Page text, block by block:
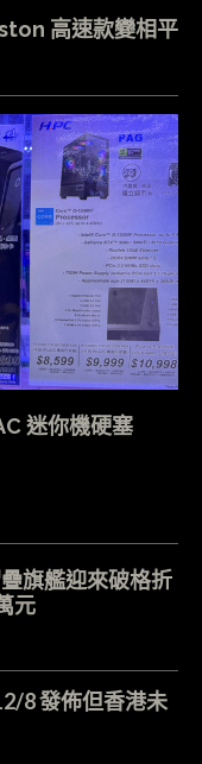
高速款變相平
迷你機硬塞
旗艦迎來破格折
元
8 發佈但香港未